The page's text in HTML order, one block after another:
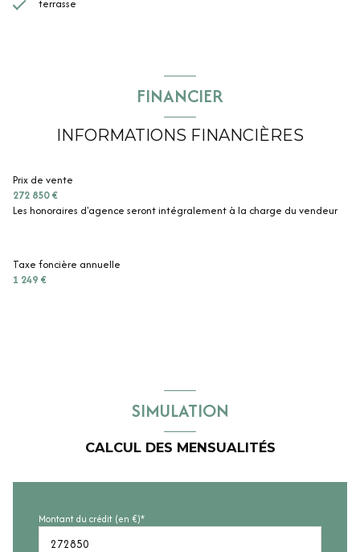
terrasse
FINANCIER
INFORMATIONS FINANCIÈRES
Prix de vente
272 850 €
Les honoraires d'agence seront intégralement à la charge du vendeur
Taxe foncière annuelle
1 249 €
SIMULATION
CALCUL DES MENSUALITÉS
Montant du crédit (en €)*